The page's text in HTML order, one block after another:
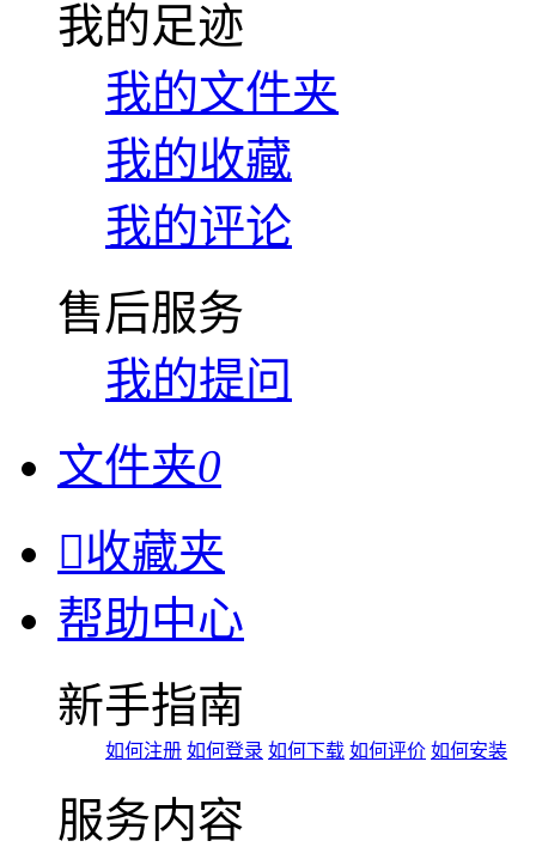
我的足迹
我的文件夹
我的收藏
我的评论
售后服务
我的提问
文件夹0
收藏夹
帮助中心
新手指南
如何注册 如何登录 如何下载 如何评价 如何安装
服务内容